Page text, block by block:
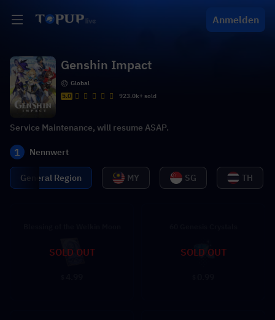
Anmelden
Genshin Impact
Global
5.0
923.0k+ sold
Service Maintenance, will resume ASAP.
1 Nennwert
General Region MY SG TH
SOLD OUT SOLD OUT